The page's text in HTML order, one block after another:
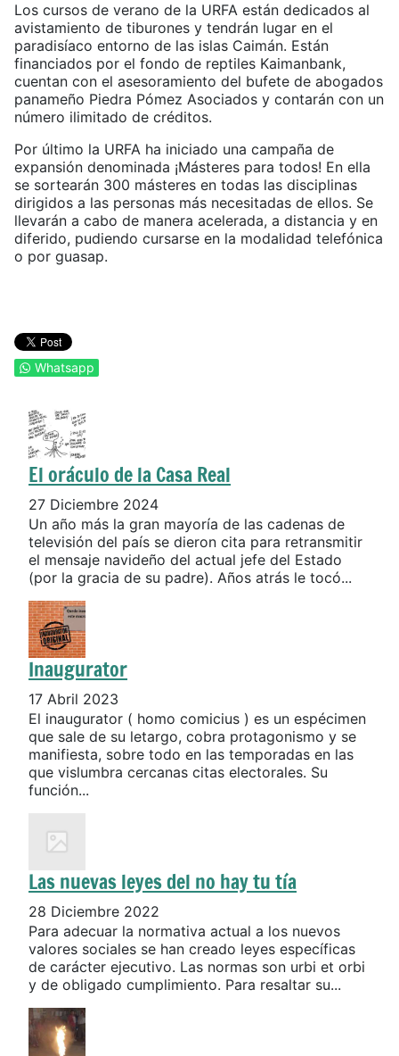
Los cursos de verano de la URFA están dedicados al
avistamiento de tiburones y tendrán lugar en el
paradisíaco entorno de las islas Caimán. Están
financiados por el fondo de reptiles Kaimanbank,
cuentan con el asesoramiento del bufete de abogados
panameño Piedra Pómez Asociados y contarán con un
número ilimitado de créditos.
Por último la URFA ha iniciado una campaña de
expansión denominada ¡Másteres para todos! En ella
se sortearán 300 másteres en todas las disciplinas
dirigidos a las personas más necesitadas de ellos. Se
llevarán a cabo de manera acelerada, a distancia y en
diferido, pudiendo cursarse en la modalidad telefónica
o por guasap.
Whatsapp
El oráculo de la Casa Real
27 Diciembre 2024
Un año más la gran mayoría de las cadenas de
televisión del país se dieron cita para retransmitir
el mensaje navideño del actual jefe del Estado
(por la gracia de su padre). Años atrás le tocó...
Inaugurator
17 Abril 2023
El inaugurator ( homo comicius ) es un espécimen
que sale de su letargo, cobra protagonismo y se
manifiesta, sobre todo en las temporadas en las
que vislumbra cercanas citas electorales. Su
función...
Las nuevas leyes del no hay tu tía
28 Diciembre 2022
Para adecuar la normativa actual a los nuevos
valores sociales se han creado leyes específicas
de carácter ejecutivo. Las normas son urbi et orbi
y de obligado cumplimiento. Para resaltar su...